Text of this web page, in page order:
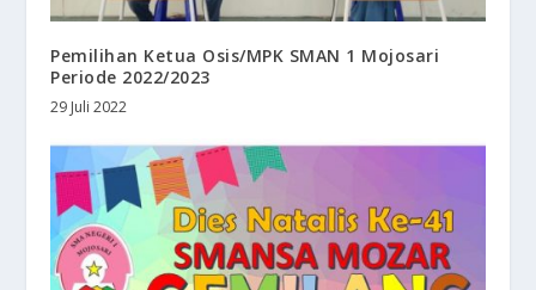
Pemilihan Ketua Osis/MPK SMAN 1 Mojosari
Periode 2022/2023
29 Juli 2022